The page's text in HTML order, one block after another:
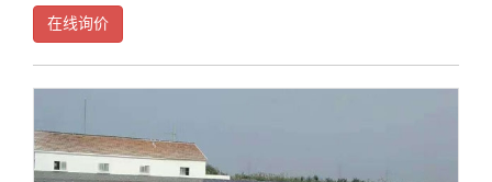
方式，相较其它的铁艺护栏产品，安装更加快捷、省力。该产品采用热镀
锌钢管表面再经静电喷涂处理在野外环境中可达到30
在线询价